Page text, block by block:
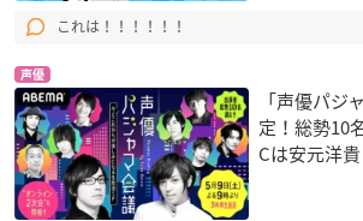
これは！！！！！！
声優
「声優パジ
定！総勢10
Cは安元洋